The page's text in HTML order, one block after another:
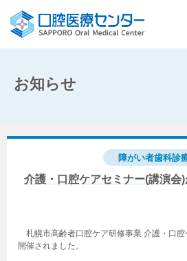
お知らせ
障がい者歯科診
介護・口腔ケアセミナー(講演会)
札幌市高齢者口腔ケア研修事業 介護・口
開催されました。